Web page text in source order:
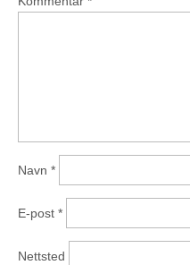
Navn *
E-post *
Nettsted